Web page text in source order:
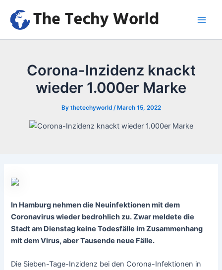
content
Corona-Inzidenz knackt
wieder 1.000er Marke
By thetechyworld /March 15, 2022
In Hamburg nehmen die Neuinfektionen mit dem
Coronavirus wieder bedrohlich zu. Zwar meldete die
Stadt am Dienstag keine Todesfälle im Zusammenhang
mit dem Virus, aber Tausende neue Fälle.
Die Sieben-Tage-Inzidenz bei den Corona-Infektionen in